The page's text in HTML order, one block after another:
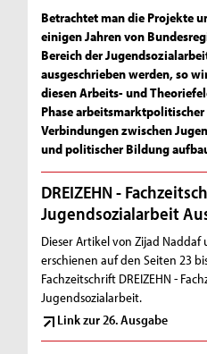
Betrachtet man die Projekte
einigen Jahren von
Bereich der
ausgeschrieben werden, so
diesen Arbeits- und
Phase
Verbindungen zwischen
und politischer Bildung
DREIZEHN -
Jugendsozialarbeit
Dieser Artikel von Zijad
erschienen auf den Seiten 23
Fachzeitschrift DREIZEHN -
Jugendsozialarbeit.
Link zur 26. Ausgabe